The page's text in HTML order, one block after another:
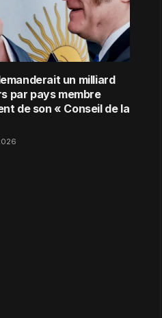
un milliard
par pays membre
de son « Conseil de la